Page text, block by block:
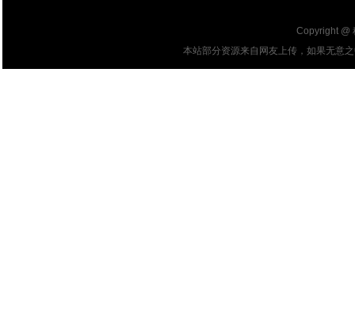
Copyright @
本站部分资源来自网友上传，如果无意